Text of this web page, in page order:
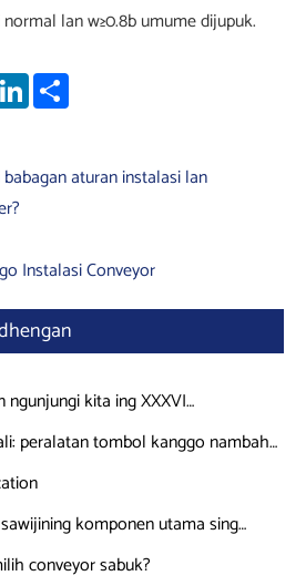
lan w≥0.8b umume dijupuk.
PinterestLinkedIn
aturan instalasi lan
Instalasi Conveyor
kita ing XXXVI
CONGRESS AND EXHIBIT ing Nov
Mexico
peralatan tombol kanggo nambah
komponen utama sing
conveyor.
conveyor sabuk?